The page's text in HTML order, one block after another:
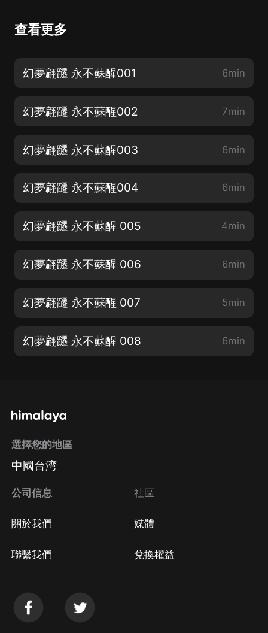
查看更多
幻夢翩躚 永不蘇醒001 6min
幻夢翩躚 永不蘇醒002 7min
幻夢翩躚 永不蘇醒003 6min
幻夢翩躚 永不蘇醒004 6min
幻夢翩躚 永不蘇醒 005 4min
幻夢翩躚 永不蘇醒 006 6min
幻夢翩躚 永不蘇醒 007 5min
幻夢翩躚 永不蘇醒 008 6min
選擇您的地區
中國台湾
公司信息
關於我們
聯繫我們
社區
媒體
兌換權益